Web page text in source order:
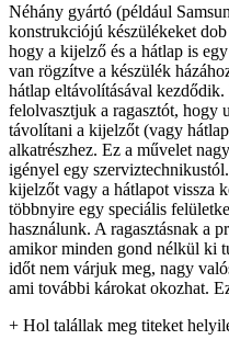
Néhány gyártó (például
konstrukciójú készülékeket
hogy a kijelző és a hátlap is
van rögzítve a készülék
hátlap eltávolításával
felolvasztjuk a ragasztót, hogy
távolítani a kijelzőt (vagy
alkatrészhez. Ez a művelet
igényel egy
kijelzőt vagy a hátlapot vissza
többnyire egy speciális
használunk. A ragasztásnak a
amikor minden gond nélkül ki
időt nem várjuk meg, nagy
ami további károkat okozhat.
+ Hol talállak meg titeket